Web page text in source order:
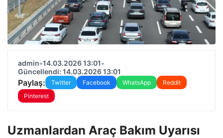
admin•14.03.2026 13:01•
Güncellendi: 14.03.2026 13:01
Paylaş: Twitter Facebook WhatsApp
Reddit
Pinterest
Uzmanlardan Araç Bakım Uyarısı